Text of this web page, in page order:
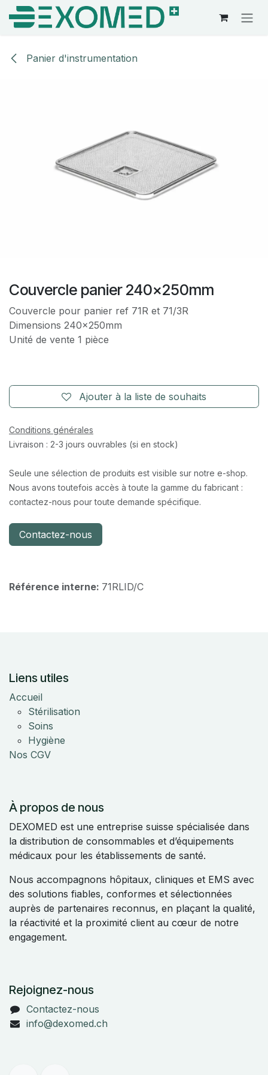
Se rendre au contenu
Panier d'instrumentation
Couvercle panier 240x250mm
Couvercle pour panier ref 71R et 71/3R
Dimensions 240x250mm
Unité de vente 1 pièce
Ajouter à la liste de souhaits
Conditions générales
Livraison : 2-3 jours ouvrables (si en stock)
Seule une sélection de produits est visible sur notre e-shop.
Nous avons toutefois accès à toute la gamme du fabricant :
contactez-nous pour toute demande spécifique.
Contactez-nous
Référence interne: 71RLID/C
Liens utiles
Accueil
Stérilisation
Soins
Hygiène
Nos CGV
À propos de nous
DEXOMED est une entreprise suisse spécialisée dans
la distribution de consommables et d’équipements
médicaux pour les établissements de santé.
Nous accompagnons hôpitaux, cliniques et EMS avec
des solutions fiables, conformes et sélectionnées
auprès de partenaires reconnus, en plaçant la qualité,
la réactivité et la proximité client au cœur de notre
engagement.
Rejoignez-nous
Contactez-nous
info@dexomed.ch